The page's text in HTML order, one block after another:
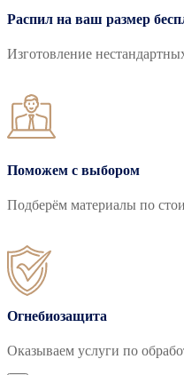
Распил на ваш размер
Изготовление
Поможем с выбором
Подберём материалы по
Огнебиозащита
Оказываем услуги по